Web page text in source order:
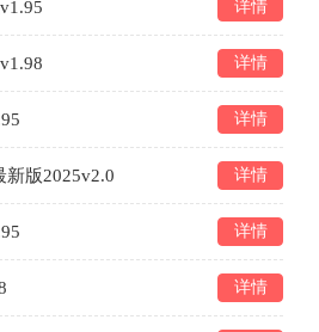
详情
详情
详情
新版2025v2.0 详情
详情
详情